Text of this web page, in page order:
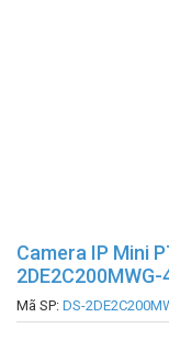
Camera IP Mini
2DE2C200MWG-
Mã SP: DS-